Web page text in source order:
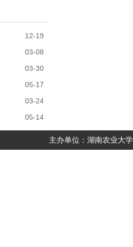
12-19
03-08
03-30
05-17
03-24
05-14
主办单位：湖南农业大